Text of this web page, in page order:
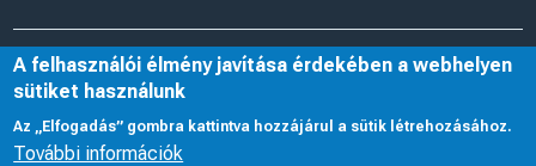
© 2025 Nyíregyházi Egyetem I nye.hu I Minden jog fenntartva
A felhasználói élmény javítása érdekében a webhelyen
sütiket használunk
Az „Elfogadás” gombra kattintva hozzájárul a sütik létrehozásához.
További információk